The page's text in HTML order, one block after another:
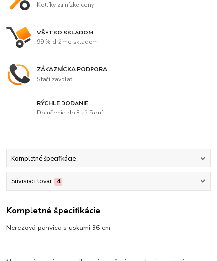
Kotlíky za nízke ceny
VŠETKO SKLADOM
99 % držíme skladom
ZÁKAZNÍCKA PODPORA
Stačí zavolať
RÝCHLE DODANIE
Doručenie do 3 až 5 dní
Kompletné špecifikácie
Súvisiaci tovar 4
Kompletné špecifikácie
Nerezová panvica s uskami 36 cm